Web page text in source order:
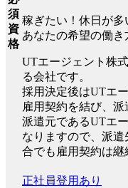
須
資
格
稼ぎたい！休日が
あなたの希望の働
UTエージェント株
る会社です。
採用決定後はUTエ
雇用契約を結び、派
派遣元であるUTエ
なりますので、派
合でも雇用契約は継
正社員登用あり